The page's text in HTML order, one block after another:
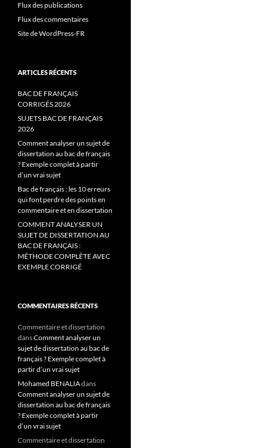
Flux des publications
Flux des commentaires
Site de WordPress-FR
ARTICLES RÉCENTS
BAC DE FRANÇAIS
CORRIGÉS 2026
SUJETS BAC DE FRANÇAIS
2026
Comment analyser un sujet de
dissertation au bac de français
? Exemple complet à partir
d’un vrai sujet
Bac de français : les 10 erreurs
qui font perdre des points en
commentaire et en dissertation
COMMENT ANALYSER UN
SUJET DE DISSERTATION AU
BAC DE FRANÇAIS :
MÉTHODE COMPLÈTE AVEC
EXEMPLE CORRIGÉ
COMMENTAIRES RÉCENTS
Commentaire et dissertation
dansComment analyser un
sujet de dissertation au bac de
français ? Exemple complet à
partir d’un vrai sujet
Mohamed BENALIAdans
Comment analyser un sujet de
dissertation au bac de français
? Exemple complet à partir
d’un vrai sujet
Commentaire et dissertation